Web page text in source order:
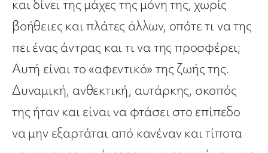
και δίνει της μάχες της μόνη της, χωρίς
βοήθειες και πλάτες άλλων, οπότε τι να της
πει ένας άντρας και τι να της προσφέρει;
Αυτή είναι το «αφεντικό» της ζωής της.
Δυναμική, ανθεκτική, αυτάρκης, σκοπός
της ήταν και είναι να φτάσει στο επίπεδο
να μην εξαρτάται από κανέναν και τίποτα